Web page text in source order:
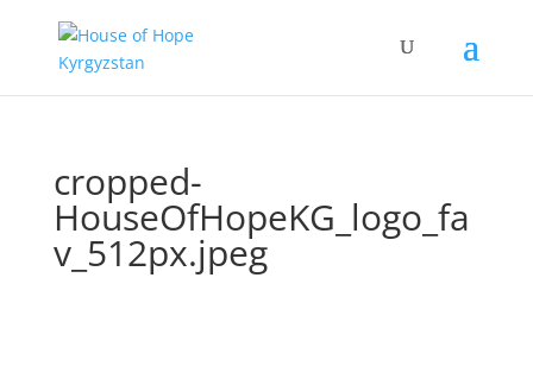
cropped-
HouseOfHopeKG_logo_fa
v_512px.jpeg